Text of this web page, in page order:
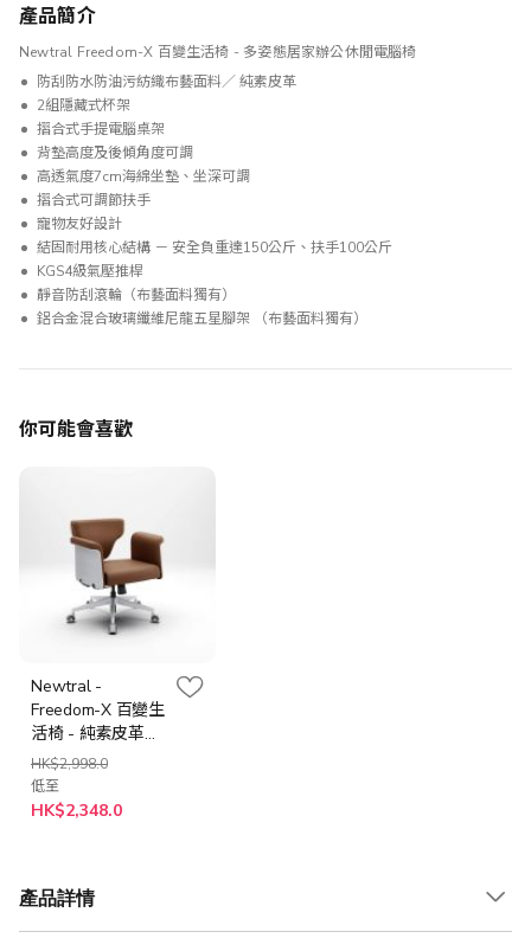
產品簡介
Newtral Freedom-X 百變生活椅 - 多姿態居家辦公休閒電腦椅
防刮防水防油污紡織布藝面料／ 純素皮革
2組隱藏式杯架
摺合式手提電腦桌架
背墊高度及後傾角度可調
高透氣度7cm海綿坐墊、坐深可調
摺合式可調節扶手
寵物友好設計
結固耐用核心結構 － 安全負重達150公斤、扶手100公斤
KGS4級氣壓推桿
靜音防刮滾輪（布藝面料獨有）
鋁合金混合玻璃纖維尼龍五星腳架 （布藝面料獨有）
你可能會喜歡
Newtral -
Freedom-X 百變生
活椅 - 純素皮革面
(啡色/灰色)/ 紡織
布藝面 (橙色/白色/
深灰)
HK$2,998.0
低至
HK$2,348.0
產品詳情